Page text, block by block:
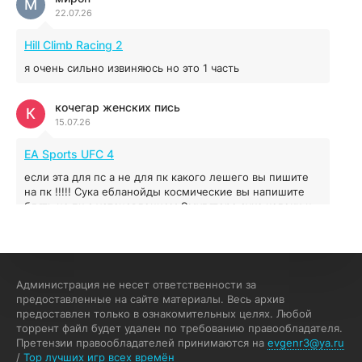
Red Chaos - The Strict Order
5.43 ГБ
Prey
16.95 ГБ
22.07.26
М
Hill Climb Racing 2
я очень сильно извиняюсь но это 1 часть
кочегар женских пись
15.07.26
К
EA Sports UFC 4
если эта для пс а не для пк какого лешего вы пишите
на пк !!!!! Сука ебланойды космические вы напишите
блять на пк с установлением Эмулятора сука калеки на
F
My Summer Car
Раменбет — место, где азарт подаётся «аль денте», где
каждый спин — как идеальная лапша. Подача —
быстро, горячо и честно — попробуйте сами:
%random_anchor_text% — и начните дегустацию
Администрация не несет ответственности за
предоставленные на сайте материалы. Весь архив
предоставлен только в ознакомительных целях. Любой
торрент файл будет удален по требованию правообладателя.
Претензии правообладателей принимаются на evgenr3@ya.ru
/ Top лучших игр всех времён